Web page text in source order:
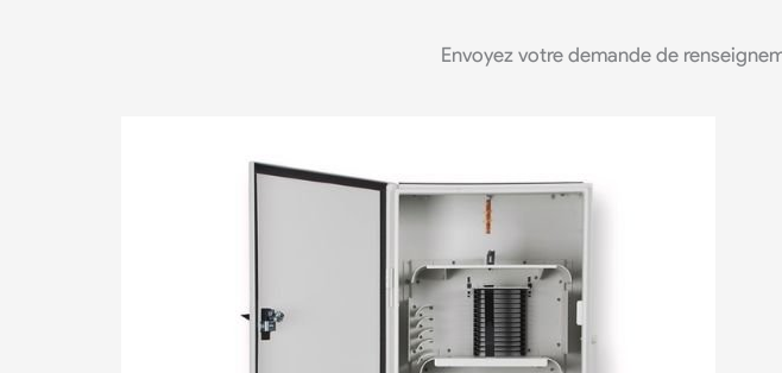
Envoyez votre demande de